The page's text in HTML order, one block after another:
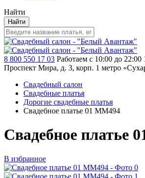
Найти
Найти
8 800 550 17 03 Работаем с 10:00 до 22:00
Проспект Мира, д. 3, корп. 1 метро
Свадебный салон
Свадебные платья
Дорогие свадебные платья
Свадебное платье 01 MM494
Свадебное платье
В избранное